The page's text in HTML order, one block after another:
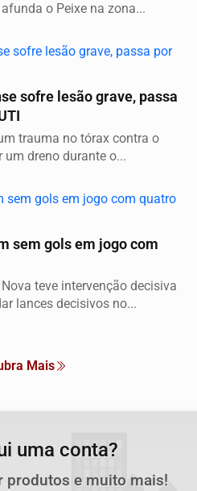
o Peixe na zona...
sofre lesão grave, passa
trauma no tórax contra o
dreno durante o...
sem gols em jogo com
teve intervenção decisiva
lances decisivos no...
Mais
uma conta?
produtos e muito mais!